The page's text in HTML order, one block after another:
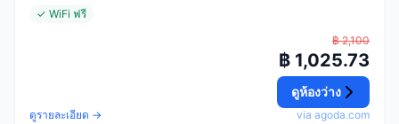
✓ WiFi ฟรี
ดูรายละเอียด →
฿ 2,100
฿ 1,025.73
ดูห้องว่าง
via agoda.com